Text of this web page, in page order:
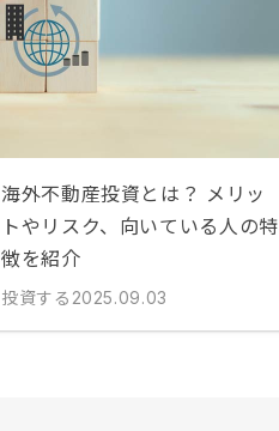
海外不動産投資とは？ メリッ
トやリスク、向いている人の特
徴を紹介
投資する 2025.09.03